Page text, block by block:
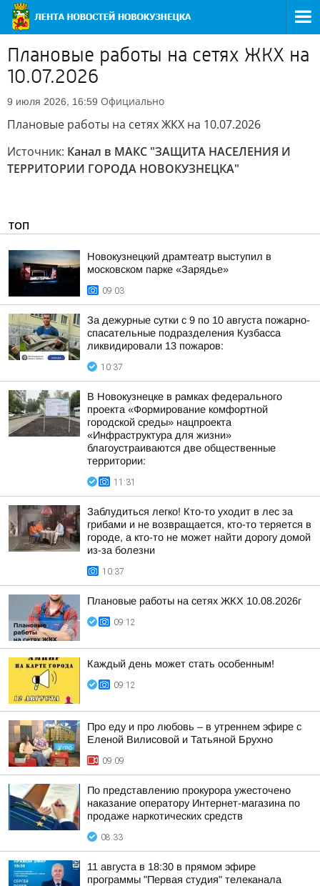
Плановые работы на сетях ЖКХ на
10.07.2026
9 июля 2026, 16:59 Официально
Плановые работы на сетях ЖКХ на 10.07.2026
Источник: Канал в МАКС "ЗАЩИТА НАСЕЛЕНИЯ И
ТЕРРИТОРИИ ГОРОДА НОВОКУЗНЕЦКА"
ТОП
Новокузнецкий драмтеатр выступил в
московском парке «Зарядье»
09:03
За дежурные сутки с 9 по 10 августа пожарно-
спасательные подразделения Кузбасса
ликвидировали 13 пожаров:
10:37
В Новокузнецке в рамках федерального
проекта «Формирование комфортной
городской среды» нацпроекта
«Инфраструктура для жизни»
благоустраиваются две общественные
территории:
11:31
Заблудиться легко! Кто-то уходит в лес за
грибами и не возвращается, кто-то теряется в
городе, а кто-то не может найти дорогу домой
из-за болезни
10:37
Плановые работы на сетях ЖКХ 10.08.2026г
09:12
Каждый день может стать особенным!
09:12
Про еду и про любовь – в утреннем эфире с
Еленой Вилисовой и Татьяной Брухно
09:09
По представлению прокурора ужесточено
наказание оператору Интернет-магазина по
продаже наркотических средств
08:33
11 августа в 18:30 в прямом эфире
программы "Первая студия" телеканала